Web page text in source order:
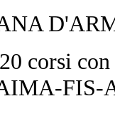
corsi con
FIS-